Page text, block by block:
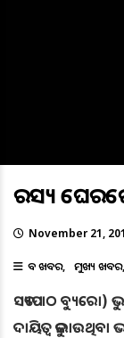
ରହସ୍ୟ
November 21,
ବଡ ଖବର ମୁଖ୍ୟ ଖବର
ସତ୍ୟପାଠ
ଦାୟିତ୍ବ ତୁଲାଉଥିବା